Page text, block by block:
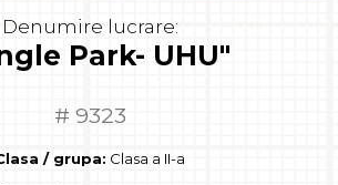
Denumire lucrare:
Park- UHU"
# 9323
/ grupa: Clasa a II-a